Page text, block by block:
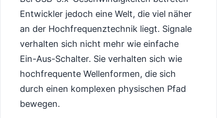
Entwickler jedoch eine Welt, die viel näher
an der Hochfrequenztechnik liegt. Signale
verhalten sich nicht mehr wie einfache
Ein-Aus-Schalter. Sie verhalten sich wie
hochfrequente Wellenformen, die sich
durch einen komplexen physischen Pfad
bewegen.